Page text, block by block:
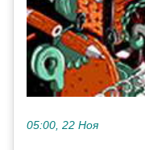
05:00, 22 Ноя